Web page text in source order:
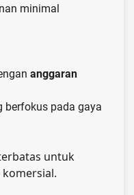
minimal
anggaran
berfokus pada gaya
untuk